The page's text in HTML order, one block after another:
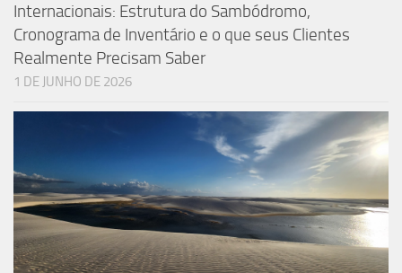
Internacionais: Estrutura do Sambódromo,
Cronograma de Inventário e o que seus Clientes
Realmente Precisam Saber
1 DE JUNHO DE 2026